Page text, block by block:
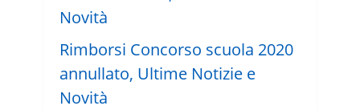
Rimborsi Concorso scuola 2020
annullato, Ultime Notizie e
Novità